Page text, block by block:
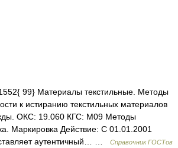
99} Материалы текстильные. Методы
к истиранию текстильных материалов
ОКС: 19.060 КГС: М09 Методы
Маркировка Действие: С 01.01.2001
аутентичный… …
Справочник ГОСТов